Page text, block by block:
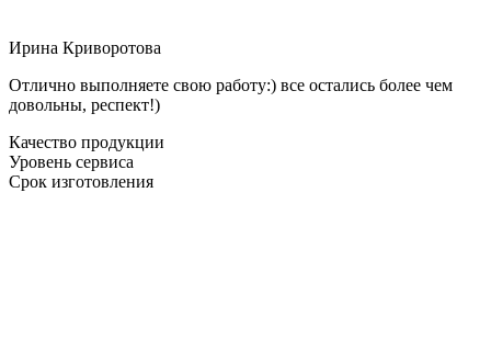
Ирина Криворотова
Отлично выполняете свою работу:) все остались более чем
довольны, респект!)
Качество продукции
Уровень сервиса
Срок изготовления